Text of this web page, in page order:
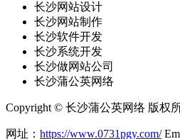
长沙网站设计
长沙网站制作
长沙软件开发
长沙系统开发
长沙做网站公司
长沙蒲公英网络
Copyright © 长沙蒲公英网络 版权
网址： https://www.0731pgy.com/